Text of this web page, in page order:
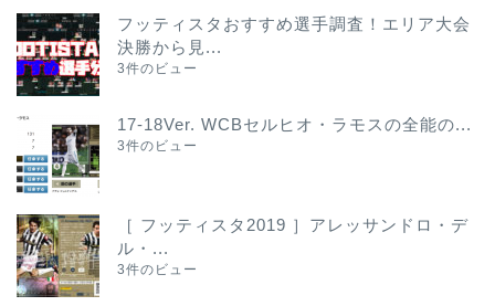
フッティスタおすすめ選手調査！エリア大会
決勝から見...
3件のビュー
17-18Ver. WCBセルヒオ・ラモスの全能の...
3件のビュー
［ フッティスタ2019 ］アレッサンドロ・デ
ル・...
3件のビュー